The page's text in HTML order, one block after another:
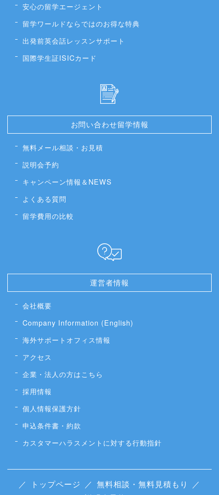
安心の留学エージェント
留学ワールドならではのお得な特典
出発前英会話レッスンサポート
国際学生証ISICカード
お問い合わせ留学情報
無料メール相談・お見積
説明会予約
キャンペーン情報＆NEWS
よくある質問
留学費用の比較
運営者情報
会社概要
Company Information (English)
海外サポートオフィス情報
アクセス
企業・法人の方はこちら
採用情報
個人情報保護方針
申込条件書・約款
カスタマーハラスメントに対する行動指針
／ トップページ ／ 無料相談・無料見積もり
／